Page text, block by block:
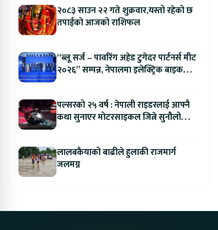
२०८३ साउन २२ गते शुक्रवार,यस्तो रहेको छ
तपाईको आजको राशिफल
“ब्लू सर्ज – पावरिंग अहेड टुगेदर पार्टनर्स मीट
२०२६” सम्पन्न, नेपालमा इलेक्ट्रिक बाइक
पल्सरको २५ वर्ष : नेपाली राइडरलाई आफ्नै
कथा सुनाएर मोटरसाइकल जित्ने सुनौलो
लालबकैयाको बाढीले हुलाकी राजमार्ग
जलमग्न